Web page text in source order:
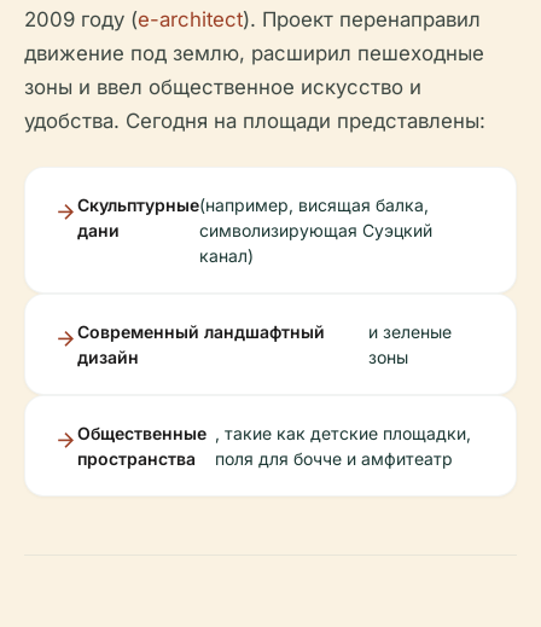
2009 году (e-architect). Проект перенаправил
движение под землю, расширил пешеходные
зоны и ввел общественное искусство и
удобства. Сегодня на площади представлены:
Скульптурные
дани
(например, висящая балка,
символизирующая Суэцкий
канал)
Современный ландшафтный
дизайн
и зеленые
зоны
Общественные
пространства
, такие как детские площадки,
поля для бочче и амфитеатр